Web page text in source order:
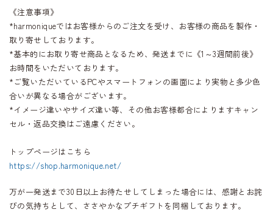
《注意事項》
*harmoniqueではお客様からのご注文を受け、お客様の商品を製作・
取り寄せしております。
*基本的にお取り寄せ商品となるため、発送までに《1～3週間前後》
お時間をいただいております。
*ご覧いただいているPCやスマートフォンの画面により実物と多少色
合いが異なる場合がございます。
*イメージ違いやサイズ違い等、その他お客様都合によりますキャン
セル・返品交換はご遠慮ください。
トップページはこちら
https://shop.harmonique.net/
万が一発送まで30日以上お待たせしてしまった場合には、感謝とお詫
びの気持ちとして、ささやかなプチギフトを同梱しております。